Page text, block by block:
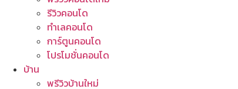
รีวิวคอนโด
ทำเลคอนโด
การ์ตูนคอนโด
โปรโมชั่นคอนโด
บ้าน
พรีวิวบ้านใหม่